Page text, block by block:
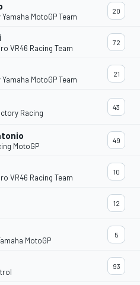
MotoGP Team
20
VR46 Racing Team
72
MotoGP Team
21
Racing
43
MotoGP
49
VR46 Racing Team
10
12
MotoGP
5
93